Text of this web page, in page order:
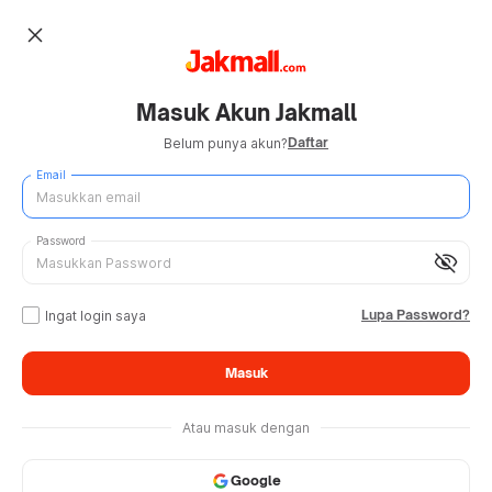
close
Masuk Akun Jakmall
Belum punya akun?Daftar
Email
visibility_off
Password
Ingat login saya Lupa Password?
Masuk
Atau masuk dengan
Google